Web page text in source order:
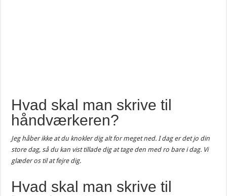
Hvad skal man skrive til
håndværkeren?
Jeg håber ikke at du knokler dig alt for meget ned. I dag er det jo din
store dag, så du kan vist tillade dig at tage den med ro bare i dag. Vi
glæder os til at fejre dig.
Hvad skal man skrive til